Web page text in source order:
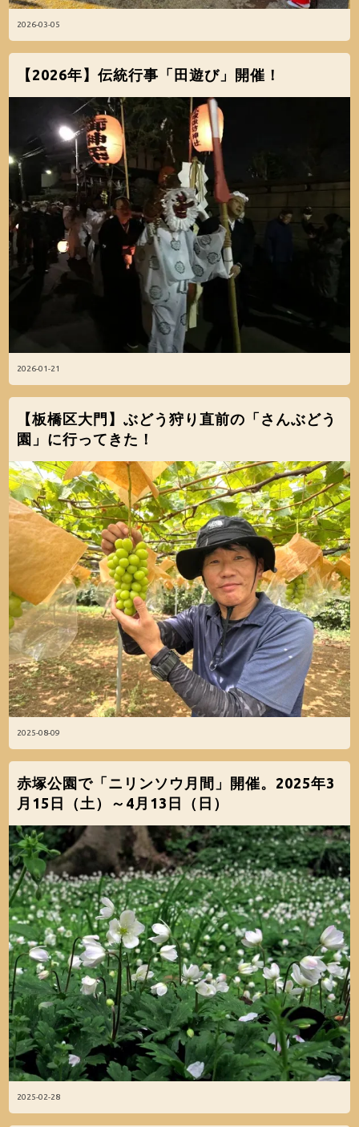
2026-03-05
2026-01-21
【2026年】伝統行事「田遊び」開催！
2025-08-09
【板橋区大門】ぶどう狩り直前の「さんぶどう
園」に行ってきた！
2025-02-28
赤塚公園で「ニリンソウ月間」開催。2025年3
月15日（土）～4月13日（日）